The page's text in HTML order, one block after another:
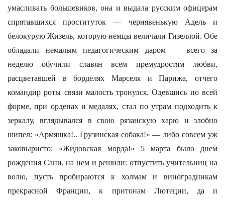
умасливать большевиков, она и выдала русским офицерам
спрятавшихся проституток — чернявенькую Адель и
белокурую Жизель, которую немцы величали Гизеллой. Обе
обладали немалым педагогическим даром — всего за
неделю обучили славян всем премудростям любви,
расцветавшей в борделях Марселя и Парижа, отчего
командир роты связи малость тронулся. Одевшись по всей
форме, при орденах и медалях, стал по утрам подходить к
зеркалу, вглядывался в свою рязанскую харю и злобно
шипел: «Армяшка!.. Грузинская собака!» — либо совсем уж
заковыристо: «Жидовская морда!» 5 марта было днем
рождения Сани, на нем и решили: отпустить учительниц на
волю, пусть пробираются к холмам и виноградникам
прекрасной Франции, к притонам Лютеции, да и